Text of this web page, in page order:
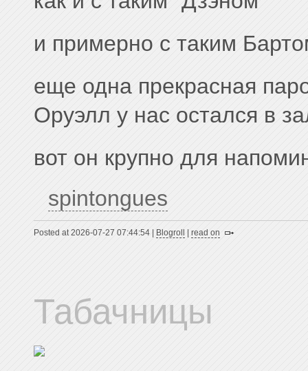
и примерно с таким
еще одна прекрасная
Оруэлл у нас остался в
вот он крупно для
spintongues
Posted at 2026-07-27 07:44:54 | Blogroll | read on
Табачницы